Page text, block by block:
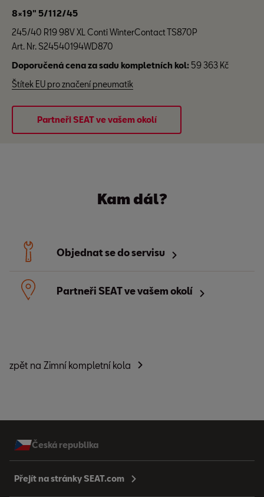
8×19" 5/112/45
245/40 R19 98V XL Conti WinterContact TS870P
Art. Nr. S24540194WD870
Doporučená cena za sadu kompletních kol: 59 363 Kč
Štítek EU pro značení pneumatik
Partneři SEAT ve vašem okolí
Kam dál?
Objednat se do servisu
Partneři SEAT ve vašem okolí
zpět na Zimní kompletní kola
Česká republika
Přejít na stránky SEAT.com